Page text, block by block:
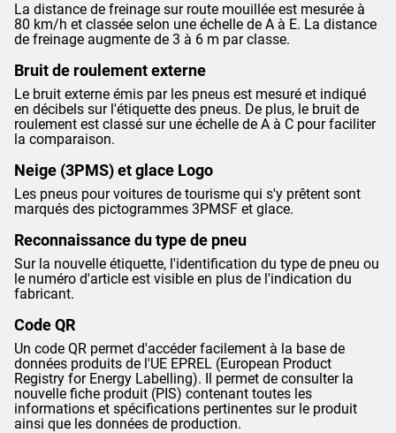
La distance de freinage sur route mouillée est mesurée à
80 km/h et classée selon une échelle de A à E. La distance
de freinage augmente de 3 à 6 m par classe.
Bruit de roulement externe
Le bruit externe émis par les pneus est mesuré et indiqué
en décibels sur l'étiquette des pneus. De plus, le bruit de
roulement est classé sur une échelle de A à C pour faciliter
la comparaison.
Neige (3PMS) et glace Logo
Les pneus pour voitures de tourisme qui s'y prêtent sont
marqués des pictogrammes 3PMSF et glace.
Reconnaissance du type de pneu
Sur la nouvelle étiquette, l'identification du type de pneu ou
le numéro d'article est visible en plus de l'indication du
fabricant.
Code QR
Un code QR permet d'accéder facilement à la base de
données produits de l'UE EPREL (European Product
Registry for Energy Labelling). Il permet de consulter la
nouvelle fiche produit (PIS) contenant toutes les
informations et spécifications pertinentes sur le produit
ainsi que les données de production.